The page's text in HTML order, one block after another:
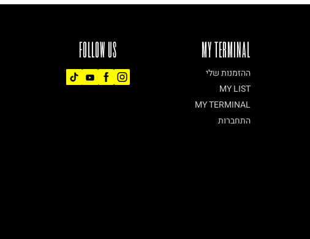
FOLLOW US MY TERMINAL
ההזמנות שלי
MY LIST
MY TERMINAL
התחברות